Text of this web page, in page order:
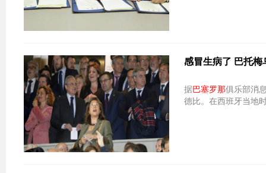
感冒生病了 巴托梅
据巴塞罗那俱乐部消
德比。在西班牙当地